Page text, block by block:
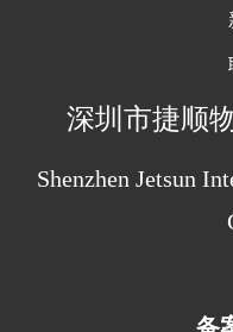
深圳 市捷顺
Shenzhen Jetsun